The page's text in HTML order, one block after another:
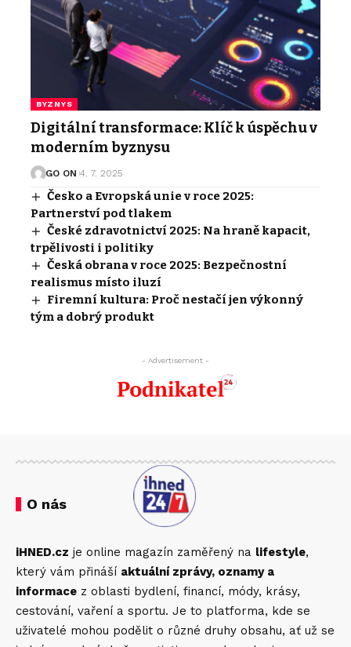
BYZNYS
Digitální transformace: Klíč k úspěchu v
moderním byznysu
GO ON 4. 7. 2025
Česko a Evropská unie v roce 2025:
Partnerství pod tlakem
České zdravotnictví 2025: Na hraně kapacit,
trpělivosti i politiky
Česká obrana v roce 2025: Bezpečnostní
realismus místo iluzí
Firemní kultura: Proč nestačí jen výkonný
tým a dobrý produkt
- Advertisement -
O nás
iHNED.cz je online magazín zaměřený na lifestyle,
který vám přináší aktuální zprávy, oznamy a
informace z oblasti bydlení, financí, módy, krásy,
cestování, vaření a sportu. Je to platforma, kde se
uživatelé mohou podělit o různé druhy obsahu, ať už se